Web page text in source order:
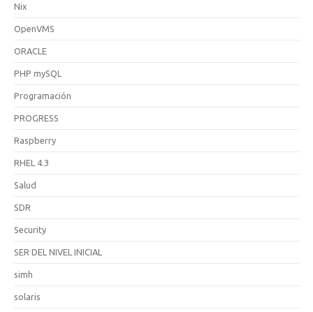
Nix
OpenVMS
ORACLE
PHP mySQL
Programación
PROGRESS
Raspberry
RHEL 4.3
Salud
SDR
Security
SER DEL NIVEL INICIAL
simh
solaris